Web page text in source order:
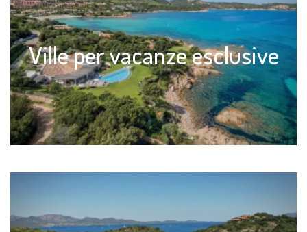
Ville per vacanze esclusive